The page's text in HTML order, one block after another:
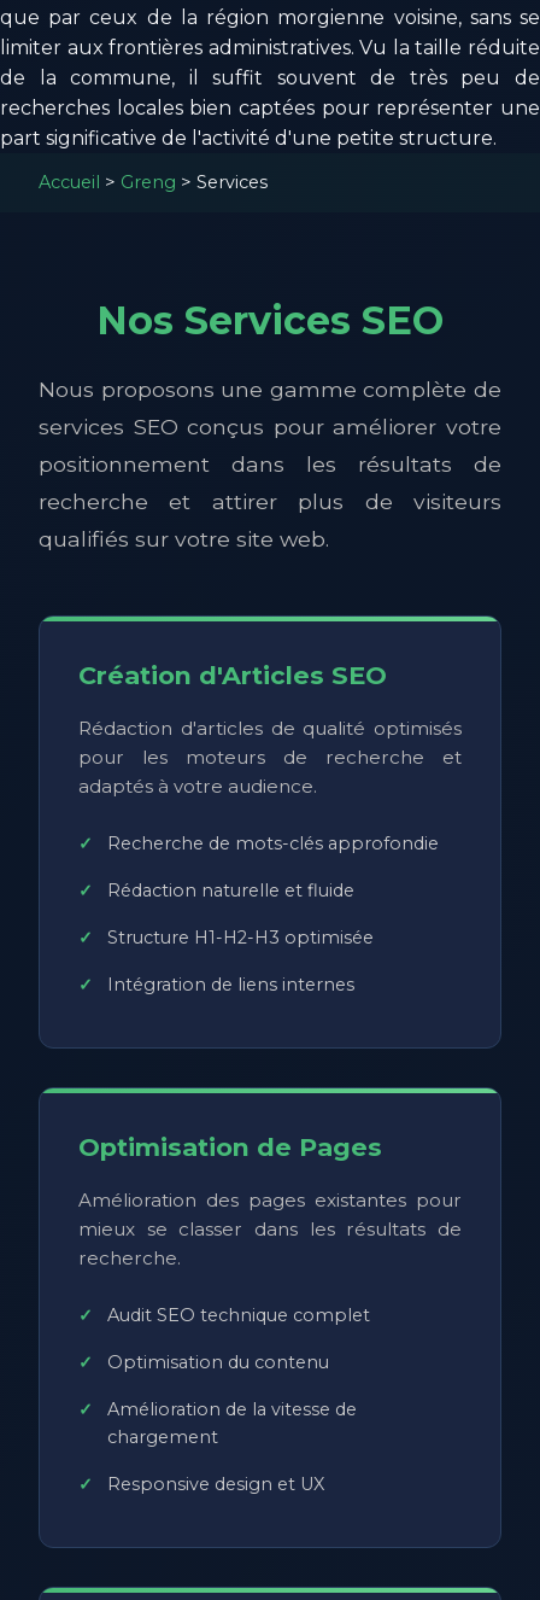
que par ceux de la région morgienne voisine, sans se
limiter aux frontières administratives. Vu la taille réduite
de la commune, il suffit souvent de très peu de
recherches locales bien captées pour représenter une
part significative de l'activité d'une petite structure.
Accueil > Greng > Services
Nos Services SEO
Nous proposons une gamme complète de
services SEO conçus pour améliorer votre
positionnement dans les résultats de
recherche et attirer plus de visiteurs
qualifiés sur votre site web.
Création d'Articles SEO
Rédaction d'articles de qualité optimisés
pour les moteurs de recherche et
adaptés à votre audience.
Recherche de mots-clés approfondie
Rédaction naturelle et fluide
Structure H1-H2-H3 optimisée
Intégration de liens internes
Optimisation de Pages
Amélioration des pages existantes pour
mieux se classer dans les résultats de
recherche.
Audit SEO technique complet
Optimisation du contenu
Amélioration de la vitesse de
chargement
Responsive design et UX